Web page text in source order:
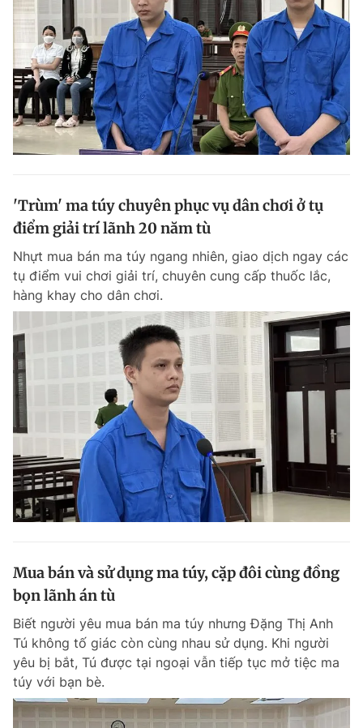
'Trùm' ma túy chuyên phục vụ dân chơi ở tụ
điểm giải trí lãnh 20 năm tù
Nhựt mua bán ma túy ngang nhiên, giao dịch ngay các
tụ điểm vui chơi giải trí, chuyên cung cấp thuốc lắc,
hàng khay cho dân chơi.
Mua bán và sử dụng ma túy, cặp đôi cùng đồng
bọn lãnh án tù
Biết người yêu mua bán ma túy nhưng Đặng Thị Anh
Tú không tố giác còn cùng nhau sử dụng. Khi người
yêu bị bắt, Tú được tại ngoại vẫn tiếp tục mở tiệc ma
túy với bạn bè.